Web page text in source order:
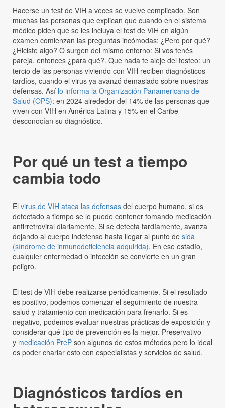
Hacerse un test de VIH a veces se vuelve complicado. Son
muchas las personas que explican que cuando en el sistema
médico piden que se les incluya el test de VIH en algún
examen comienzan las preguntas incómodas: ¿Pero por qué?
¿Hiciste algo? O surgen del mismo entorno: Si vos tenés
pareja, entonces ¿para qué?. Que nada te aleje del testeo: un
tercio de las personas viviendo con VIH reciben diagnósticos
tardíos, cuando el virus ya avanzó demasiado sobre nuestras
defensas. Así lo informa la Organización Panamericana de
Salud (OPS): en 2024 alrededor del 14% de las personas que
viven con VIH en América Latina y 15% en el Caribe
desconocían su diagnóstico.
Por qué un test a tiempo
cambia todo
El virus de VIH ataca las defensas del cuerpo humano, si es
detectado a tiempo se lo puede contener tomando medicación
antirretroviral diariamente. Si se detecta tardíamente, avanza
dejando al cuerpo indefenso hasta llegar al punto de sida
(síndrome de inmunodeficiencia adquirida). En ese estadío,
cualquier enfermedad o infección se convierte en un gran
peligro.
El test de VIH debe realizarse periódicamente. Si el resultado
es positivo, podemos comenzar el seguimiento de nuestra
salud y tratamiento con medicación para frenarlo. Si es
negativo, podemos evaluar nuestras prácticas de exposición y
considerar qué tipo de prevención es la mejor. Preservativo
y medicación PreP son algunos de estos métodos pero lo ideal
es poder charlar esto con especialistas y servicios de salud.
Diagnósticos tardíos en